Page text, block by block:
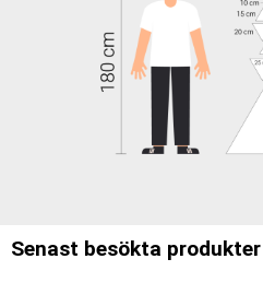
Senast besökta produkter